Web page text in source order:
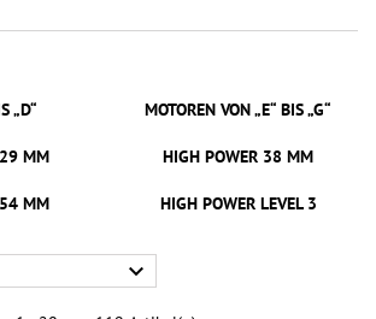
„D“ MOTOREN VON „E“ BIS „G“
MM HIGH POWER 38 MM
MM HIGH POWER LEVEL 3
